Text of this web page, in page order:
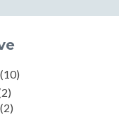
(10)
(2)